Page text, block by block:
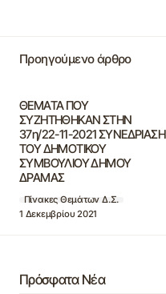
Προηγούμενο άρθρο
ΘΕΜΑΤΑ ΠΟΥ
ΣΥΖΗΤΗΘΗΚΑΝ ΣΤΗΝ
37η/22-11-2021 ΣΥΝΕΔΡΙΑΣΗ
ΤΟΥ ΔΗΜΟΤΙΚΟΥ
ΣΥΜΒΟΥΛΙΟΥ ΔΗΜΟΥ
ΔΡΑΜΑΣ
Πίνακες Θεμάτων Δ.Σ.
1 Δεκεμβρίου 2021
Πρόσφατα Νέα